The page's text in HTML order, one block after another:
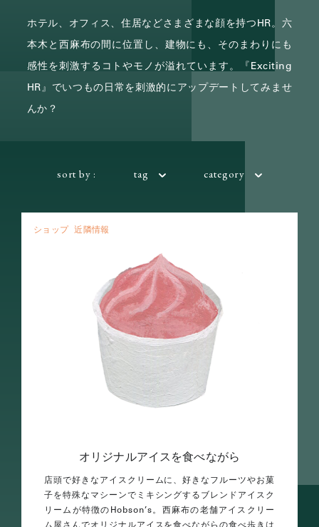
ホテル、オフィス、住居などさまざまな顔を持つHR。 六
本木と西麻布の間に位置し、建物にも、そのまわりにも
感性を刺激するコトやモノが溢れています。
『Exciting
HR』でいつもの日常を刺激的にアップデートしてみませ
んか？
sort by : tag category
ショップ 近隣情報
オリジナルアイスを食べながら
店頭で好きなアイスクリームに、好きなフルーツやお菓
子を特殊なマシーンでミキシングするブレンドアイスク
リームが特徴のHobson’s。西麻布の老舗アイスクリー
ム屋さんでオリジナルアイスを食べながらの食べ歩きは